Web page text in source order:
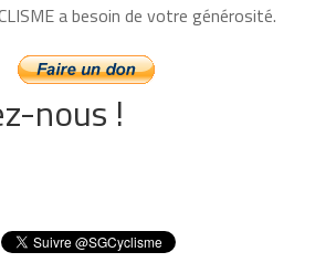
a besoin de votre générosité.
nous !